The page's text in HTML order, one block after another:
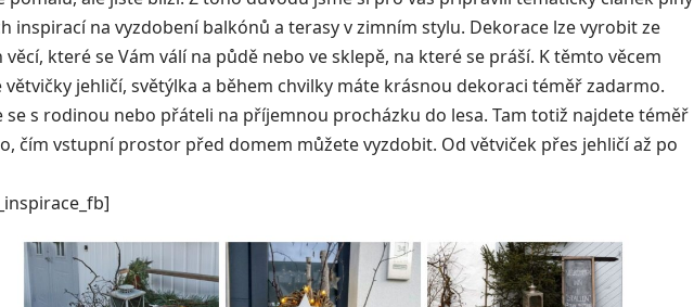
inspirací na vyzdobení balkónů a terasy v zimním stylu. Dekorace lze vyrobit ze
věcí, které se Vám válí na půdě nebo ve sklepě, na které se práší. K těmto věcem
větvičky jehličí, světýlka a během chvilky máte krásnou dekoraci téměř zadarmo.
se s rodinou nebo přáteli na příjemnou procházku do lesa. Tam totiž najdete téměř
čím vstupní prostor před domem můžete vyzdobit. Od větviček přes jehličí až po